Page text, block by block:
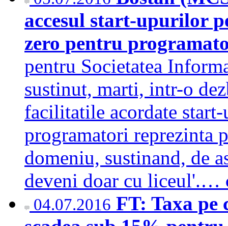
accesul start-upurilor
zero pentru
pentru Societatea
sustinut, marti, intr-o
facilitatile acordate
programatori reprezinta
domeniu, sustinand, de
deveni doar cu liceul'.…
04.07.2016 FT: Taxa